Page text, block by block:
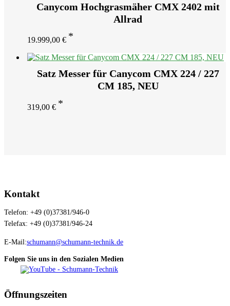
Canycom Hochgrasmäher CMX 2402 mit
Allrad
19.999,00 €
Satz Messer für Canycom CMX 224 / 227
CM 185, NEU
319,00 €
Kontakt
Telefon: +49 (0)37381/946-0
Telefax: +49 (0)37381/946-24
E-Mail:schumann@schumann-technik.de
Folgen Sie uns in den Sozialen Medien
Öffnungszeiten